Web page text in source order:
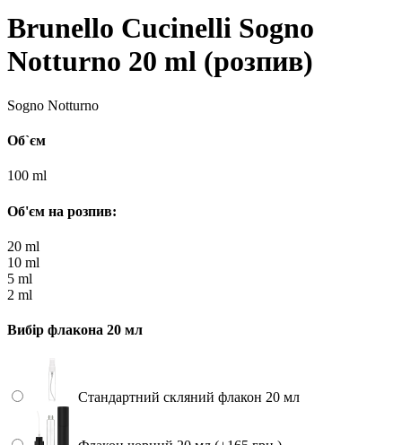
Brunello Cucinelli Sogno
Notturno 20 ml (розпив)
Sogno Notturno
Об`єм
100 ml
Об'єм на розпив:
20 ml
10 ml
5 ml
2 ml
Вибір флакона 20 мл
Стандартний скляний флакон 20 мл